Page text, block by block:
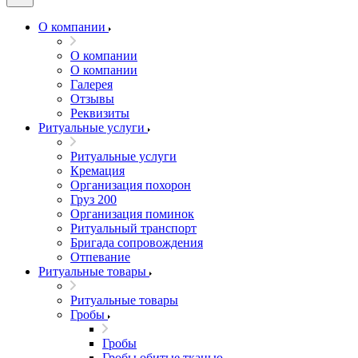
О компании
О компании
О компании
Галерея
Отзывы
Реквизиты
Ритуальные услуги
Ритуальные услуги
Кремация
Организация похорон
Груз 200
Организация поминок
Ритуальный транспорт
Бригада сопровождения
Отпевание
Ритуальные товары
Ритуальные товары
Гробы
Гробы